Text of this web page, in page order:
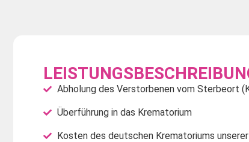
Abholung des Verstorbenen vom Sterbeort
Überführung in das Krematorium
Kosten des deutschen Krematoriums